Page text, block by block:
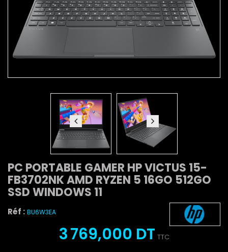
PC PORTABLE GAMER HP VICTUS 15-
FB3702NK AMD RYZEN 5 16GO 512GO
SSD WINDOWS 11
Réf : BU6W3EA
3 769,000 DT TTC